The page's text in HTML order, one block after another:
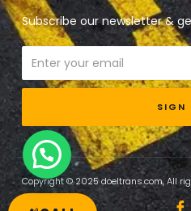
Subscribe our newsletter &
Email
SIGN
Copyright © 2025 doeltrans.com, All
I